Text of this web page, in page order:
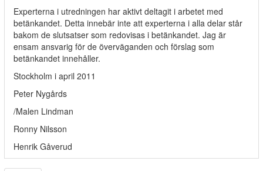
Experterna i utredningen har aktivt deltagit i arbetet med
betänkandet. Detta innebär inte att experterna i alla delar står
bakom de slutsatser som redovisas i betänkandet. Jag är
ensam ansvarig för de överväganden och förslag som
betänkandet innehåller.
Stockholm i april 2011
Peter Nygårds
/Malen Lindman
Ronny Nilsson
Henrik Gåverud